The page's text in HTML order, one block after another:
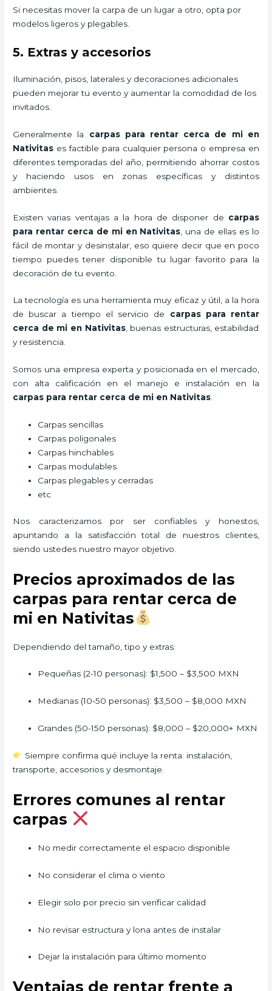
Si necesitas mover la carpa de un lugar a otro, opta por
modelos ligeros y plegables.
5. Extras y accesorios
Iluminación, pisos, laterales y decoraciones adicionales
pueden mejorar tu evento y aumentar la comodidad de los
invitados.
Generalmente la carpas para rentar cerca de mi en
Nativitas es factible para cualquier persona o empresa en
diferentes temporadas del año, permitiendo ahorrar costos
y haciendo usos en zonas específicas y distintos
ambientes.
Existen varias ventajas a la hora de disponer de carpas
para rentarcerca de mi en Nativitas , una de ellas es lo
fácil de montar y desinstalar, eso quiere decir que en poco
tiempo puedes tener disponible tu lugar favorito para la
decoración de tu evento.
La tecnología es una herramienta muy eficaz y útil, a la hora
de buscar a tiempo el servicio de carpas para rentar
cerca de mi en Nativitas, buenas estructuras, estabilidad
y resistencia.
Somos una empresa experta y posicionada en el mercado,
con alta calificación en el manejo e instalación en la
carpas para rentar cerca de mi en Nativitas.
Carpas sencillas
Carpas poligonales
Carpas hinchables
Carpas modulables
Carpas plegables y cerradas
etc
Nos caracterizamos por ser confiables y honestos,
apuntando a la satisfacción total de nuestros clientes,
siendo ustedes nuestro mayor objetivo.
Precios aproximados de las
carpas para rentar cerca de
mi en Nativitas
Dependiendo del tamaño, tipo y extras:
Pequeñas (2-10 personas): $1,500 – $3,500 MXN
Medianas (10-50 personas): $3,500 – $8,000 MXN
Grandes (50-150 personas): $8,000 – $20,000+ MXN
Siempre confirma qué incluye la renta: instalación,
transporte, accesorios y desmontaje.
Errores comunes al rentar
carpas
No medir correctamente el espacio disponible
No considerar el clima o viento
Elegir solo por precio sin verificar calidad
No revisar estructura y lona antes de instalar
Dejar la instalación para último momento
Ventajas de rentar frente a